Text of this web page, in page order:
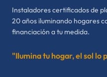
Instaladores certificados de
20 años iluminando hogares
financiación a tu medida.
"Ilumina tu hogar, el sol lo